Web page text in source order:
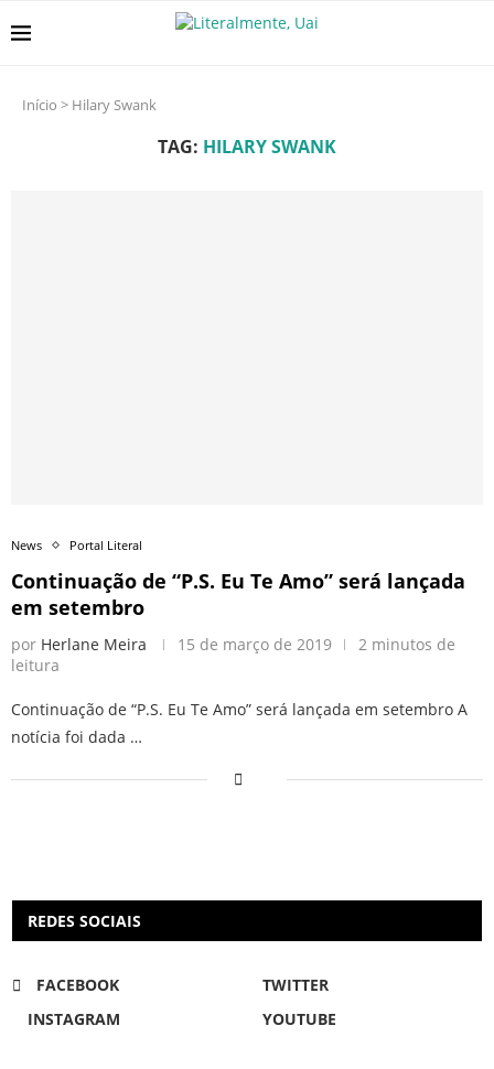
Início > Hilary Swank
TAG: HILARY SWANK
News Portal Literal
Continuação de “P.S. Eu Te Amo” será lançada
em setembro
por Herlane Meira 15 de março de 2019
2 minutos de
leitura
Continuação de “P.S. Eu Te Amo” será lançada em setembro A
notícia foi dada …
REDES SOCIAIS
FACEBOOK
TWITTER
INSTAGRAM
YOUTUBE